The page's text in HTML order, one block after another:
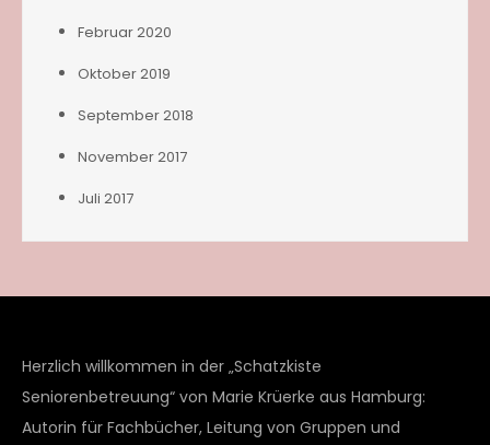
Februar 2020
Oktober 2019
September 2018
November 2017
Juli 2017
Herzlich willkommen in der „Schatzkiste
Seniorenbetreuung“ von Marie Krüerke aus Hamburg:
Autorin für Fachbücher, Leitung von Gruppen und